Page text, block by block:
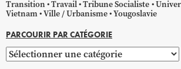
Transition Travail Tribune Socialiste
Vietnam Ville / Urbanisme Yougoslavie
PARCOURIR PAR CATÉGORIE
Parcourir
par